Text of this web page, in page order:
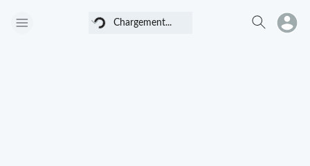
Chargement... Chargement...